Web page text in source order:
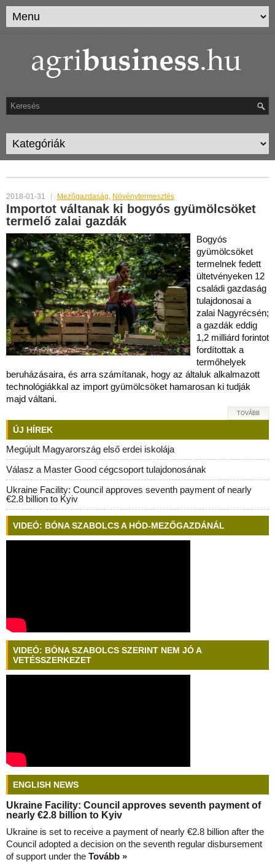
2018-01-31 Mezőgazdaság, Növénytermesztés
Importot váltanak ki bogyós gyümölcsöket
termelő zalai gazdák
Bogyós
gyümölcsöket
termelnek fedett
ültetvényeken 12
családi gazdaság
tulajdonosai a
zalai Nagyrécsén;
a gazdák eddig
1,2 milliárd forintot
fordítottak a
termőhelyek
beruházásaira, és arra számítanak, hogy az általuk alkalmazott
technológiákkal az import gyümölcsöket hamarosan ki tudják
majd váltani.
TOVÁBB
ÚJ HÍREK
Megújult Magyarország első erdei iskolája
Válasz a Master Good cégcsoport tulajdonosának
Ukraine Facility: Council approves seventh payment of nearly
€2.8 billion to Kyiv
VIDEÓ: BÓNA SZABOLCS A HÓD-MEZŐGAZDÁNÁL
VIDEÓ: BÓNA SZABOLCS SZERINT NEM JÓ A
VETÉSSZERKEZET
ENGLISH NEWS
Ukraine Facility: Council approves seventh payment of
nearly €2.8 billion to Kyiv
Ukraine is set to receive a payment of nearly €2.8 billion after the
Council adopted a decision on the seventh regular disbursement
of support under the Tovább »